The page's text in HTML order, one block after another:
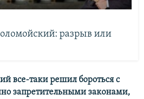
разрыв или
все-таки решил бороться с
запретительными законами,